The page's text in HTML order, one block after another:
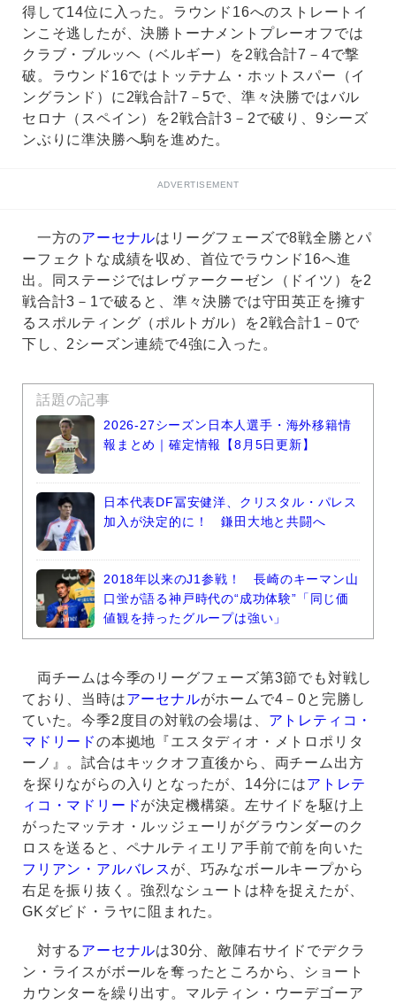
得して14位に入った。ラウンド16へのストレートイ
ンこそ逃したが、決勝トーナメントプレーオフでは
クラブ・ブルッヘ（ベルギー）を2戦合計7－4で撃
破。ラウンド16ではトッテナム・ホットスパー（イ
ングランド）に2戦合計7－5で、準々決勝ではバル
セロナ（スペイン）を2戦合計3－2で破り、9シーズ
ンぶりに準決勝へ駒を進めた。
ADVERTISEMENT
一方のアーセナルはリーグフェーズで8戦全勝とパ
ーフェクトな成績を収め、首位でラウンド16へ進
出。同ステージではレヴァークーゼン（ドイツ）を2
戦合計3－1で破ると、準々決勝では守田英正を擁す
るスポルティング（ポルトガル）を2戦合計1－0で
下し、2シーズン連続で4強に入った。
話題の記事
2026-27シーズン日本人選手・海外移籍情
報まとめ｜確定情報【8月5日更新】
日本代表DF冨安健洋、クリスタル・パレス
加入が決定的に！ 鎌田大地と共闘へ
2018年以来のJ1参戦！ 長崎のキーマン山
口蛍が語る神戸時代の“成功体験”「同じ価
値観を持ったグループは強い」
両チームは今季のリーグフェーズ第3節でも対戦し
ており、当時はアーセナルがホームで4－0と完勝し
ていた。今季2度目の対戦の会場は、 アトレティコ・
マドリードの本拠地『エスタディオ・メトロポリタ
ーノ』。試合はキックオフ直後から、両チーム出方
を探りながらの入りとなったが、14分にはアトレテ
ィコ・マドリードが決定機構築。左サイドを駆け上
がったマッテオ・ルッジェーリがグラウンダーのク
ロスを送ると、ペナルティエリア手前で前を向いた
フリアン・アルバレス が、巧みなボールキープから
右足を振り抜く。強烈なシュートは枠を捉えたが、
GKダビド・ラヤに阻まれた。
対する アーセナルは30分、敵陣右サイドでデクラ
ン・ライスがボールを奪ったところから、ショート
カウンターを繰り出す。マルティン・ウーデゴーア